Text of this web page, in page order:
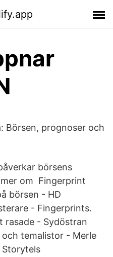
Börsen, prognoser och
börsens
om Fingerprint
börsen - HD
- Fingerprints.
rasade - Sydöstran
temalistor - Merle
Storytels